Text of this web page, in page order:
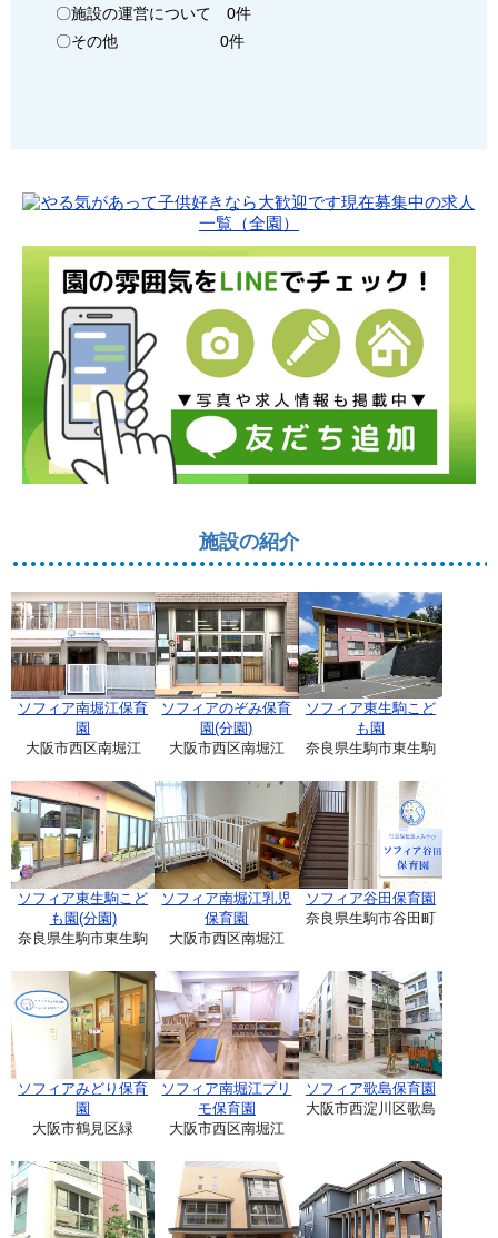
〇施設の運営について 0件
〇その他 0件
施設の紹介
ソフィア南堀江保育
園
大阪市西区南堀江
ソフィアのぞみ保育
園(分園)
大阪市西区南堀江
ソフィア東生駒こど
も園
奈良県生駒市東生駒
ソフィア東生駒こど
も園(分園)
奈良県生駒市東生駒
ソフィア南堀江乳児
保育園
大阪市西区南堀江
ソフィア谷田保育園
奈良県生駒市谷田町
ソフィアみどり保育
園
大阪市鶴見区緑
ソフィア南堀江プリ
モ保育園
大阪市西区南堀江
ソフィア歌島保育園
大阪市西淀川区歌島